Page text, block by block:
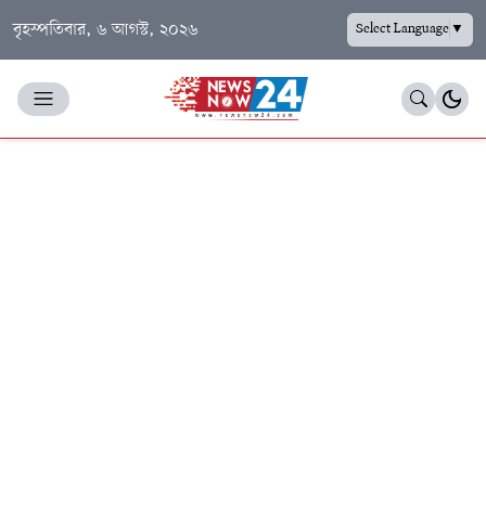
বৃহস্পতিবার, ৬ আগস্ট, ২০২৬ Select Language▼